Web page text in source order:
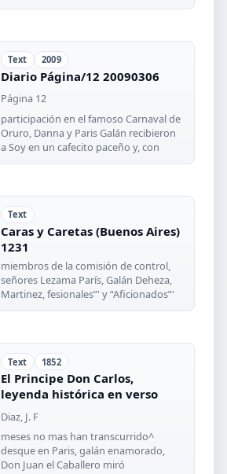
Text 2009
Diario Página/12 20090306
Página 12
participación en el famoso Carnaval de
Oruro, Danna y Paris Galán recibieron
a Soy en un cafecito paceño y, con
Text
Caras y Caretas (Buenos Aires)
1231
miembros de la comisión de control,
señores Lezama París, Galán Deheza,
Martinez, fesionales”' y “Aficionados”'
Text 1852
El Principe Don Carlos,
leyenda histórica en verso
Diaz, J. F
meses no mas han transcurrido^
desque en Paris, galán enamorado,
Don Juan el Caballero miró